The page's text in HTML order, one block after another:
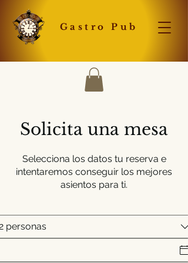
Gastro Pub
Solicita una mesa
Selecciona los datos tu reserva e
intentaremos conseguir los mejores
asientos para ti.
personas